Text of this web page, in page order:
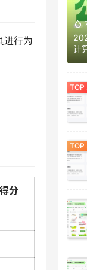
进行为
分
计